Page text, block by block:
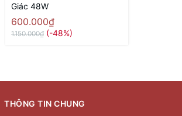
Giác 48W
600.000₫
1.150.000₫ (-48%)
THÔNG TIN CHUNG